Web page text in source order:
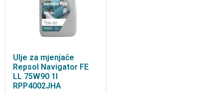
Ulje za mjenjače
Repsol Navigator FE
LL 75W90 1l
RPP4002JHA